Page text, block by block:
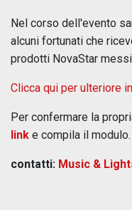
Nel corso dell'evento
alcuni fortunati che
prodotti NovaStar
Clicca qui per ulteriore
Per confermare la
link e compila il modulo.
contatti: Music &